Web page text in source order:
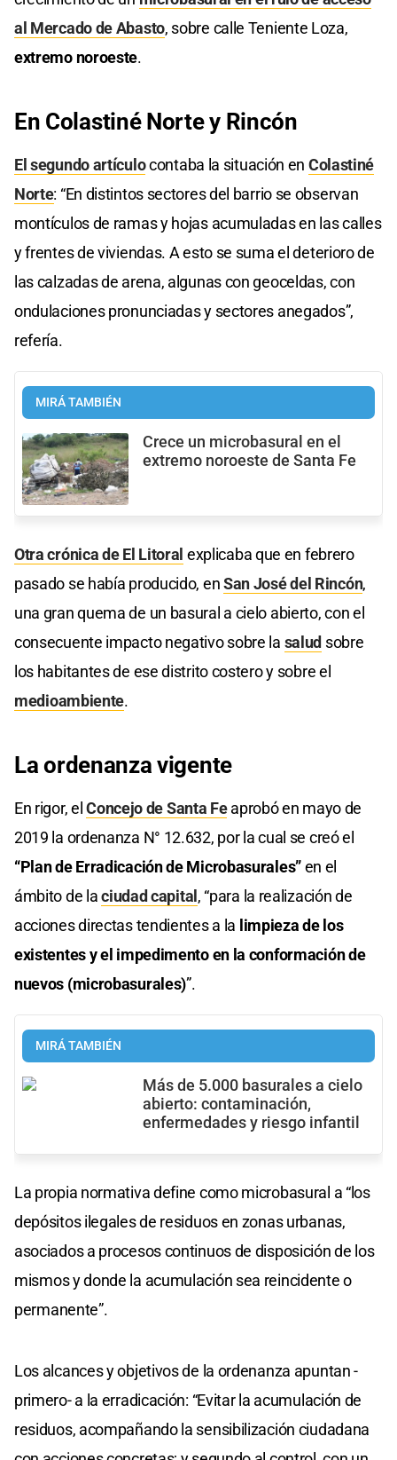
al Mercado de Abasto, sobre calle Teniente Loza,
extremo noroeste.
En Colastiné Norte y Rincón
El segundo artículocontaba la situación en Colastiné
Norte: “En distintos sectores del barrio se observan
montículos de ramas y hojas acumuladas en las calles
y frentes de viviendas. A esto se suma el deterioro de
las calzadas de arena, algunas con geoceldas, con
ondulaciones pronunciadas y sectores anegados”,
refería.
MIRÁ TAMBIÉN
Crece un microbasural en el
extremo noroeste de Santa Fe
Otra crónica de El Litoral explicaba que en febrero
pasado se había producido, enSan José del Rincón,
una gran quema de un basural a cielo abierto, con el
consecuente impacto negativo sobre la salud sobre
los habitantes de ese distrito costero y sobre el
medioambiente.
La ordenanza vigente
En rigor, elConcejo de Santa Feaprobó en mayo de
2019 la ordenanza N° 12.632, por la cual se creó el
“Plan de Erradicación de Microbasurales”en el
ámbito de laciudad capital, “para la realización de
acciones directas tendientes a la limpieza de los
existentes y el impedimento en la conformación de
nuevos (microbasurales)”.
MIRÁ TAMBIÉN
Más de 5.000 basurales a cielo
abierto: contaminación,
enfermedades y riesgo infantil
La propia normativa define como microbasural a “los
depósitos ilegales de residuos en zonas urbanas,
asociados a procesos continuos de disposición de los
mismos y donde la acumulación sea reincidente o
permanente”.
Los alcances y objetivos de la ordenanza apuntan -
primero- a la erradicación: “Evitar la acumulación de
residuos, acompañando la sensibilización ciudadana